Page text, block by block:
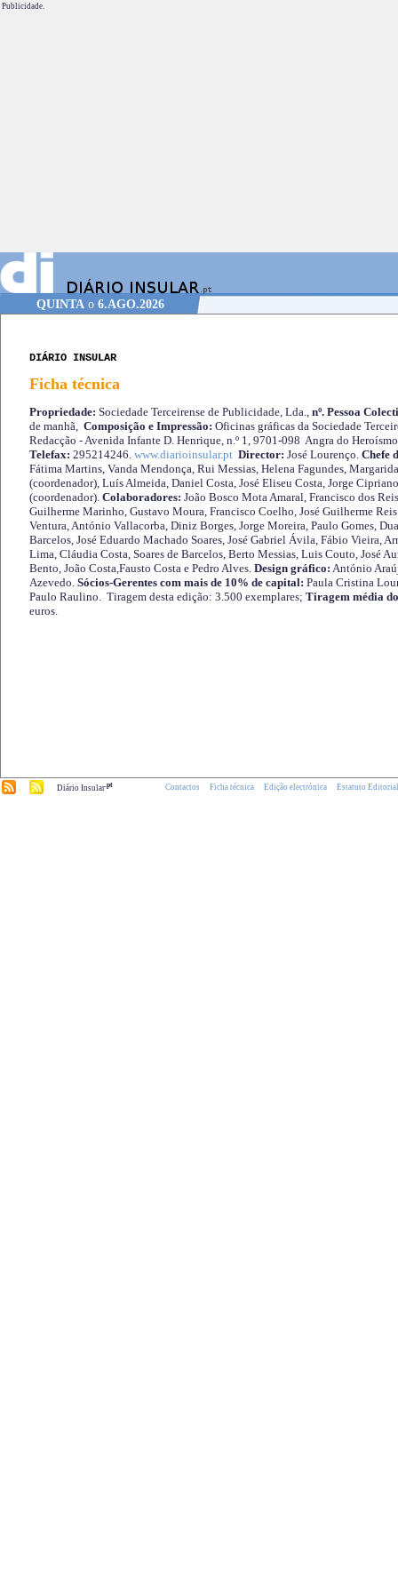
Publicidade.
QUINTAo 6.AGO.2026
DIÁRIO INSULAR
Ficha técnica
Propriedade: Sociedade Terceirense de Publicidade, Lda., nº. Pessoa
de manhã, Composição e Impressão: Oficinas gráficas da Sociedade
Redacção - Avenida Infante D. Henrique, n.º 1, 9701-098 Angra do
Telefax: 295214246. www.diarioinsular.pt Director: José Lourenço. Chefe
Fátima Martins, Vanda Mendonça, Rui Messias, Helena Fagundes,
(coordenador), Luís Almeida, Daniel Costa, José Eliseu Costa, Jorge
(coordenador). Colaboradores: João Bosco Mota Amaral, Francisco dos
Guilherme Marinho, Gustavo Moura, Francisco Coelho, José Guilherme
Ventura, António Vallacorba, Diniz Borges, Jorge Moreira, Paulo Gomes,
Barcelos, José Eduardo Machado Soares, José Gabriel Ávila, Fábio Vieira,
Lima, Cláudia Costa, Soares de Barcelos, Berto Messias, Luis Couto, José
Bento, João Costa,Fausto Costa e Pedro Alves. Design gráfico: António
Azevedo. Sócios-Gerentes com mais de 10% de capital: Paula Cristina
Paulo Raulino. Tiragem desta edição: 3.500 exemplares; Tiragem média
euros.
Diário Insular.pt Contactos Ficha técnica Edição electrónica Estatuto Editorial